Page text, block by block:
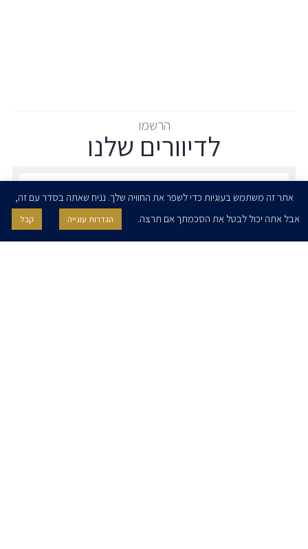
הרשמו
לדיוורים שלנו
אני מאשר/ת בזאת להרצוג, פוקס, נאמן ושות' לשלוח לי ניוזלטרים,
הודעות והזמנות לאירועים וכנסים. אני רשאי/ת לחזור בי מהסכמתי לעיל בכל
אתר זה משתמש בעוגיות כדי לשפר את החוויה שלך. נניח שאתה בסדר עם זה,
אבל אתה יכול לבטל את הסכמתך אם תרצה.
הגדרות עוגייה קבל